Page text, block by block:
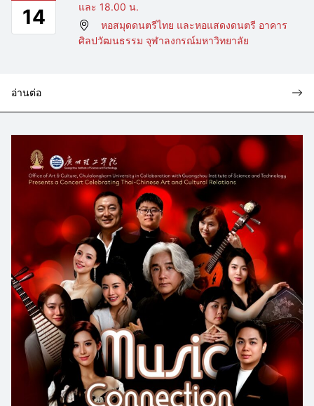
14
และ 18.00 น.
หอสมุดดนตรีไทย และหอแสดงดนตรี อาคาร
ศิลปวัฒนธรรม จุฬาลงกรณ์มหาวิทยาลัย
อ่านต่อ